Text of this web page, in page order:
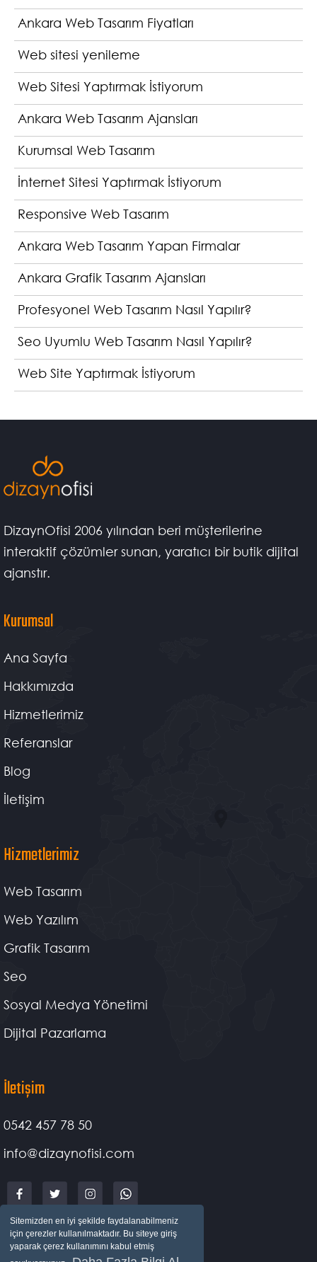
Sitemizden en iyi şekilde faydalanabilmeniz
için çerezler kullanılmaktadır. Bu siteye giriş
yaparak çerez kullanımını kabul etmiş
Ankara Web Tasarım Fiyatları
Web sitesi yenileme
Web Sitesi Yaptırmak İstiyorum
Ankara Web Tasarım Ajansları
Kurumsal Web Tasarım
İnternet Sitesi Yaptırmak İstiyorum
Responsive Web Tasarım
Ankara Web Tasarım Yapan Firmalar
Ankara Grafik Tasarım Ajansları
Profesyonel Web Tasarım Nasıl Yapılır?
Seo Uyumlu Web Tasarım Nasıl Yapılır?
Web Site Yaptırmak İstiyorum
DizaynOfisi 2006 yılından beri müşterilerine
interaktif çözümler sunan, yaratıcı bir butik dijital
ajanstır.
Kurumsal
Ana Sayfa
Hakkımızda
Hizmetlerimiz
Referanslar
Blog
İletişim
Hizmetlerimiz
Web Tasarım
Web Yazılım
Grafik Tasarım
Seo
Sosyal Medya Yönetimi
Dijital Pazarlama
İletişim
0542 457 78 50
info@dizaynofisi.com